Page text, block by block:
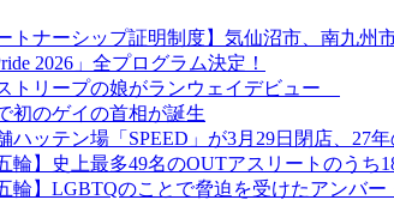
トナーシップ証明制度】気仙沼市、南九州
2026」全プログラム決定！
トリープの娘がランウェイデビュー
初のゲイの首相が誕生
ハッテン場「SPEED」が3月29日閉店、27
輪】史上最多49名のOUTアスリートのうち
輪】LGBTQのことで脅迫を受けたアンバ